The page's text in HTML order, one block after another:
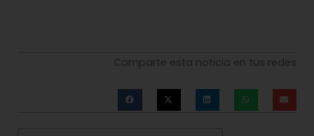
Comparte esta noticia en tus redes